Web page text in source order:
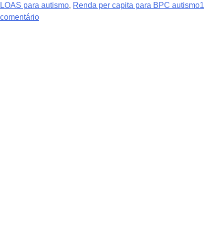
LOAS para autismo, Renda per capita para BPC autismo1
comentário